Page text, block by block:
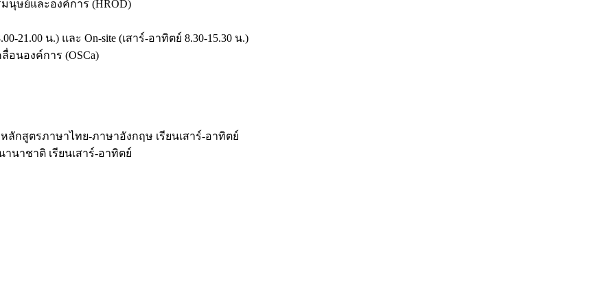
ษย์และองค์การ (HROD)
21.00 น.) และ On-site (เสาร์-อาทิตย์ 8.30-15.30 น.)
นองค์การ (OSCa)
หลักสูตรภาษาไทย-ภาษาอังกฤษ เรียนเสาร์-อาทิตย์
นานาชาติ เรียนเสาร์-อาทิตย์